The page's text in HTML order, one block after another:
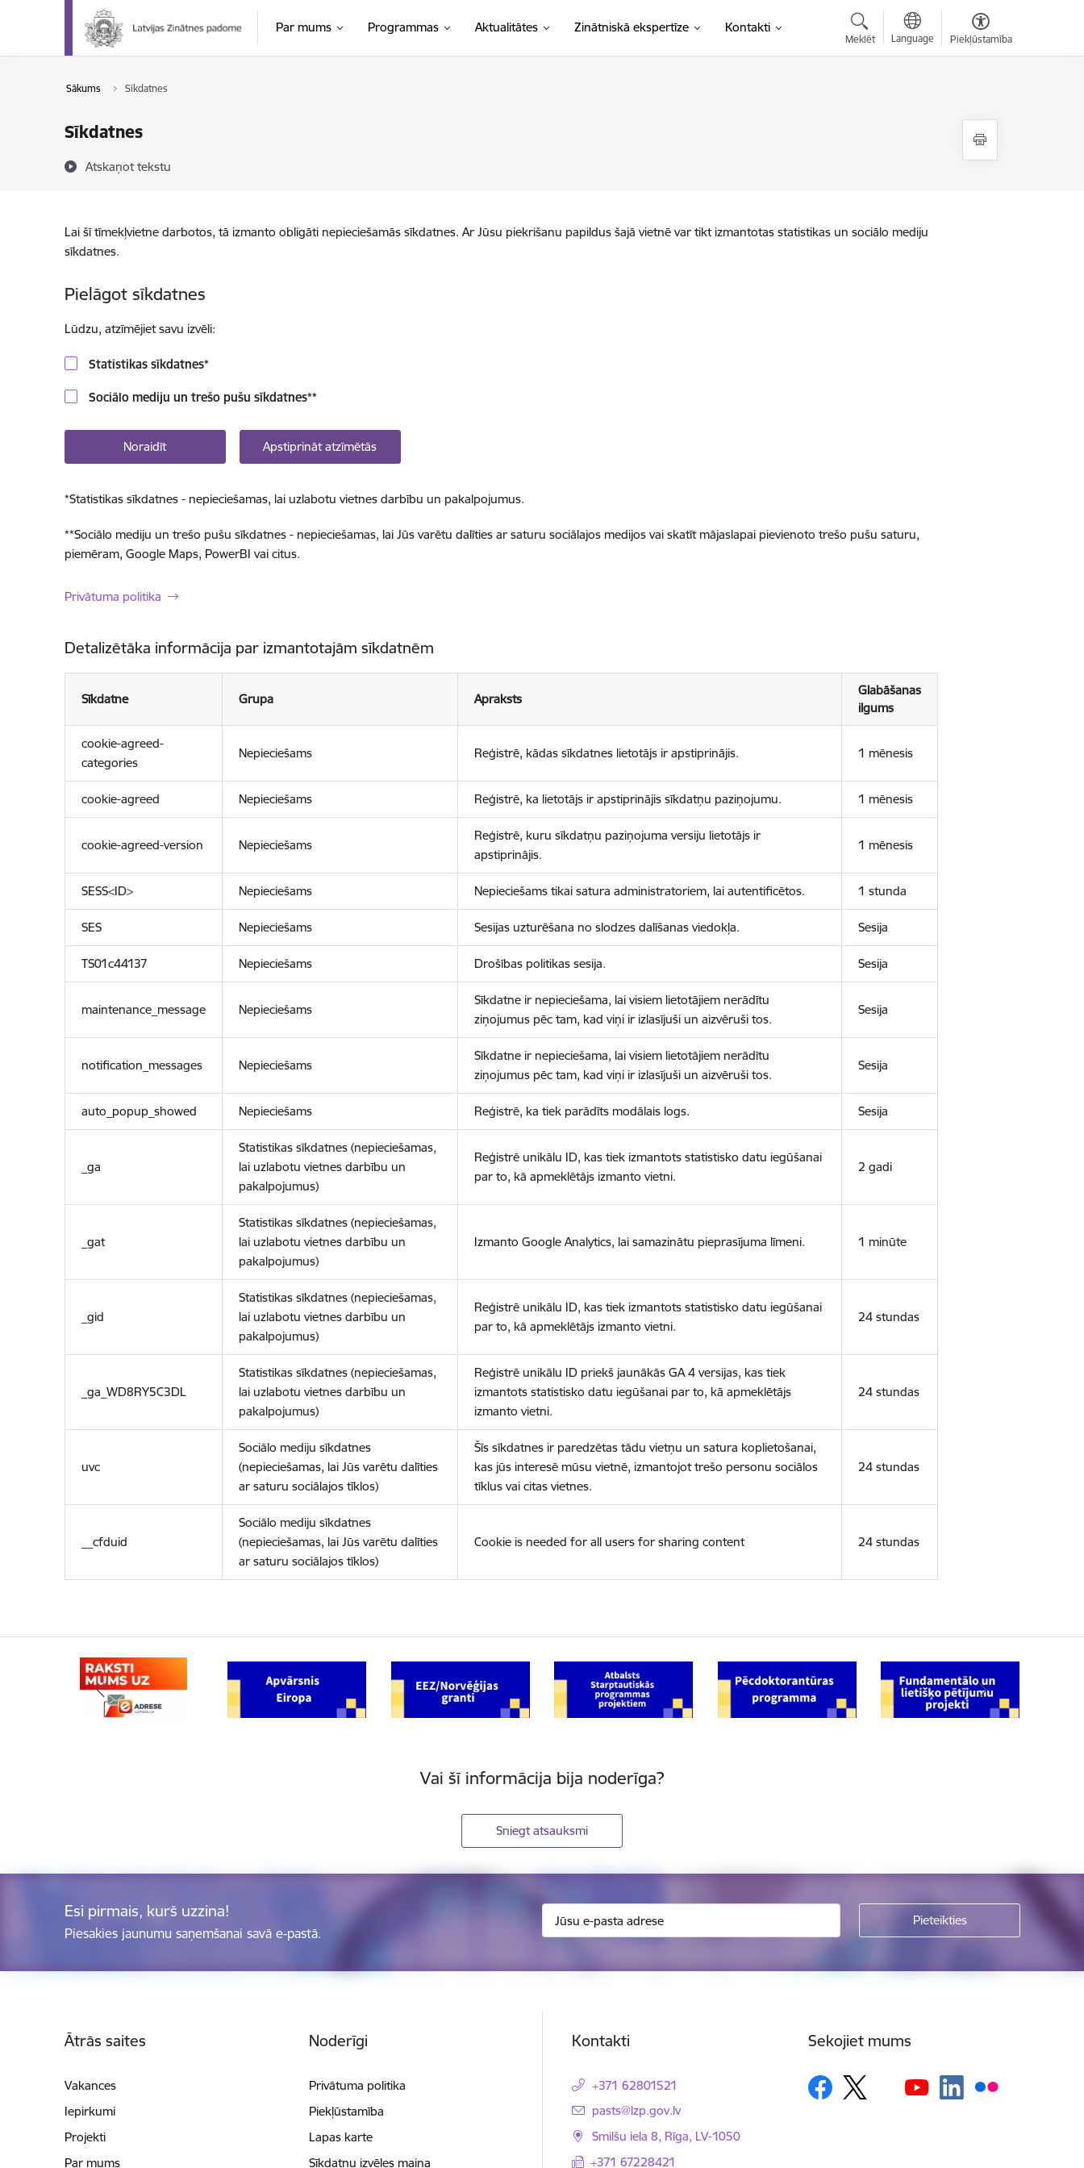
Pāriet uz lapas saturu
Par mums Programmas Aktualitātes Zinātniskā ekspertīze Kontakti
Meklēt Language Piekļūstamība
Sākums Sīkdatnes
Sīkdatnes
Atskaņot tekstu
Lai šī tīmekļvietne darbotos, tā izmanto obligāti nepieciešamās sīkdatnes. Ar Jūsu piekrišanu papildus šajā vietnē var tikt izmantotas statistikas un sociālo mediju
sīkdatnes.
Pielāgot sīkdatnes
Lūdzu, atzīmējiet savu izvēli:
Statistikas sīkdatnes*
Sociālo mediju un trešo pušu sīkdatnes**
Noraidīt Apstiprināt atzīmētās
*Statistikas sīkdatnes - nepieciešamas, lai uzlabotu vietnes darbību un pakalpojumus.
**Sociālo mediju un trešo pušu sīkdatnes - nepieciešamas, lai Jūs varētu dalīties ar saturu sociālajos medijos vai skatīt mājaslapai pievienoto trešo pušu saturu,
piemēram, Google Maps, PowerBI vai citus.
Privātuma politika
Detalizētāka informācija par izmantotajām sīkdatnēm
Sīkdatne Grupa Apraksts
Glabāšanas
ilgums
cookie-agreed-
categories
Nepieciešams Reģistrē, kādas sīkdatnes lietotājs ir apstiprinājis. 1 mēnesis
cookie-agreed Nepieciešams Reģistrē, ka lietotājs ir apstiprinājis sīkdatņu paziņojumu. 1 mēnesis
cookie-agreed-version Nepieciešams
Reģistrē, kuru sīkdatņu paziņojuma versiju lietotājs ir
apstiprinājis.
1 mēnesis
SESS<ID> Nepieciešams Nepieciešams tikai satura administratoriem, lai autentificētos. 1 stunda
SES Nepieciešams Sesijas uzturēšana no slodzes dalīšanas viedokļa. Sesija
TS01c44137 Nepieciešams Drošības politikas sesija. Sesija
maintenance_message Nepieciešams
Sīkdatne ir nepieciešama, lai visiem lietotājiem nerādītu
ziņojumus pēc tam, kad viņi ir izlasījuši un aizvēruši tos.
Sesija
notification_messages Nepieciešams
Sīkdatne ir nepieciešama, lai visiem lietotājiem nerādītu
ziņojumus pēc tam, kad viņi ir izlasījuši un aizvēruši tos.
Sesija
auto_popup_showed Nepieciešams Reģistrē, ka tiek parādīts modālais logs. Sesija
_ga
Statistikas sīkdatnes (nepieciešamas,
lai uzlabotu vietnes darbību un
pakalpojumus)
Reģistrē unikālu ID, kas tiek izmantots statistisko datu iegūšanai
par to, kā apmeklētājs izmanto vietni.
2 gadi
_gat
Statistikas sīkdatnes (nepieciešamas,
lai uzlabotu vietnes darbību un
pakalpojumus)
Izmanto Google Analytics, lai samazinātu pieprasījuma līmeni. 1 minūte
_gid
Statistikas sīkdatnes (nepieciešamas,
lai uzlabotu vietnes darbību un
pakalpojumus)
Reģistrē unikālu ID, kas tiek izmantots statistisko datu iegūšanai
par to, kā apmeklētājs izmanto vietni.
24 stundas
_ga_WD8RY5C3DL
Statistikas sīkdatnes (nepieciešamas,
lai uzlabotu vietnes darbību un
pakalpojumus)
Reģistrē unikālu ID priekš jaunākās GA 4 versijas, kas tiek
izmantots statistisko datu iegūšanai par to, kā apmeklētājs
izmanto vietni.
24 stundas
uvc
Sociālo mediju sīkdatnes
(nepieciešamas, lai Jūs varētu dalīties
ar saturu sociālajos tīklos)
Šīs sīkdatnes ir paredzētas tādu vietņu un satura koplietošanai,
kas jūs interesē mūsu vietnē, izmantojot trešo personu sociālos
tīklus vai citas vietnes.
24 stundas
__cfduid
Sociālo mediju sīkdatnes
(nepieciešamas, lai Jūs varētu dalīties
ar saturu sociālajos tīklos)
Cookie is needed for all users for sharing content 24 stundas
Vai šī informācija bija noderīga?
Sniegt atsauksmi
Esi pirmais, kurš uzzina!
Piesakies jaunumu saņemšanai savā e-pastā.
Ātrās saites
Vakances
Iepirkumi
Projekti
Par mums
Noderīgi
Privātuma politika
Piekļūstamība
Lapas karte
Sīkdatņu izvēles maiņa
Kontakti
+371 62801521
E-pasts:
pasts@lzp.gov.lv
Smilšu iela 8, Rīga, LV-1050
+371 67228421
Sekojiet mums